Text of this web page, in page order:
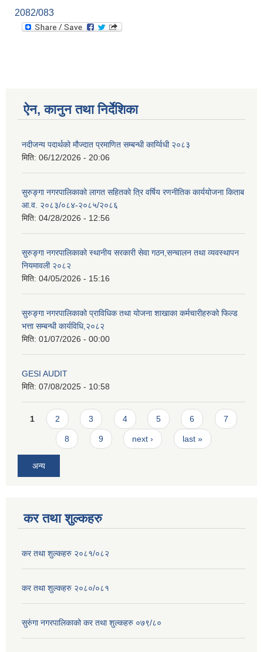
2082/083
ऐन, कानुन तथा निर्देशिका
नदीजन्य पदार्थको मौज्दात प्रमाणित सम्बन्धी कार्य्विधी २०८३
मिति: 06/12/2026 - 20:06
सुरुङ्गा नगरपालिकाको लागत सहितको त्रि वर्षिय रणनीतिक कार्ययोजना किताब
आ.व. २०८३/०८४-२०८५/२०८६
मिति: 04/28/2026 - 12:56
सुरुङ्गा नगरपालिकाको स्थानीय सरकारी सेवा गठन,सन्चालन तथा व्यवस्थापन
नियमावली २०८२
मिति: 04/05/2026 - 15:16
सुरुङ्गा नगरपालिकाको प्राविधिक तथा योजना शाखाका कर्मचारीहरुको फिल्ड
भत्ता सम्बन्धी कार्यविधि,२०८२
मिति: 01/07/2026 - 00:00
GESI AUDIT
मिति: 07/08/2025 - 10:58
Pages
1 2 3 4 5 6 7
8 9 next › last »
अन्य
कर तथा शुल्कहरु
कर तथा शुल्कहरु २०८१/०८२
कर तथा शुल्कहरु २०८०/०८१
सुरुंगा नगरपालिकाको कर तथा शुल्कहरु ०७९/८०